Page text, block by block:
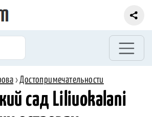
›Достопримечательности
сад Liliuokalani